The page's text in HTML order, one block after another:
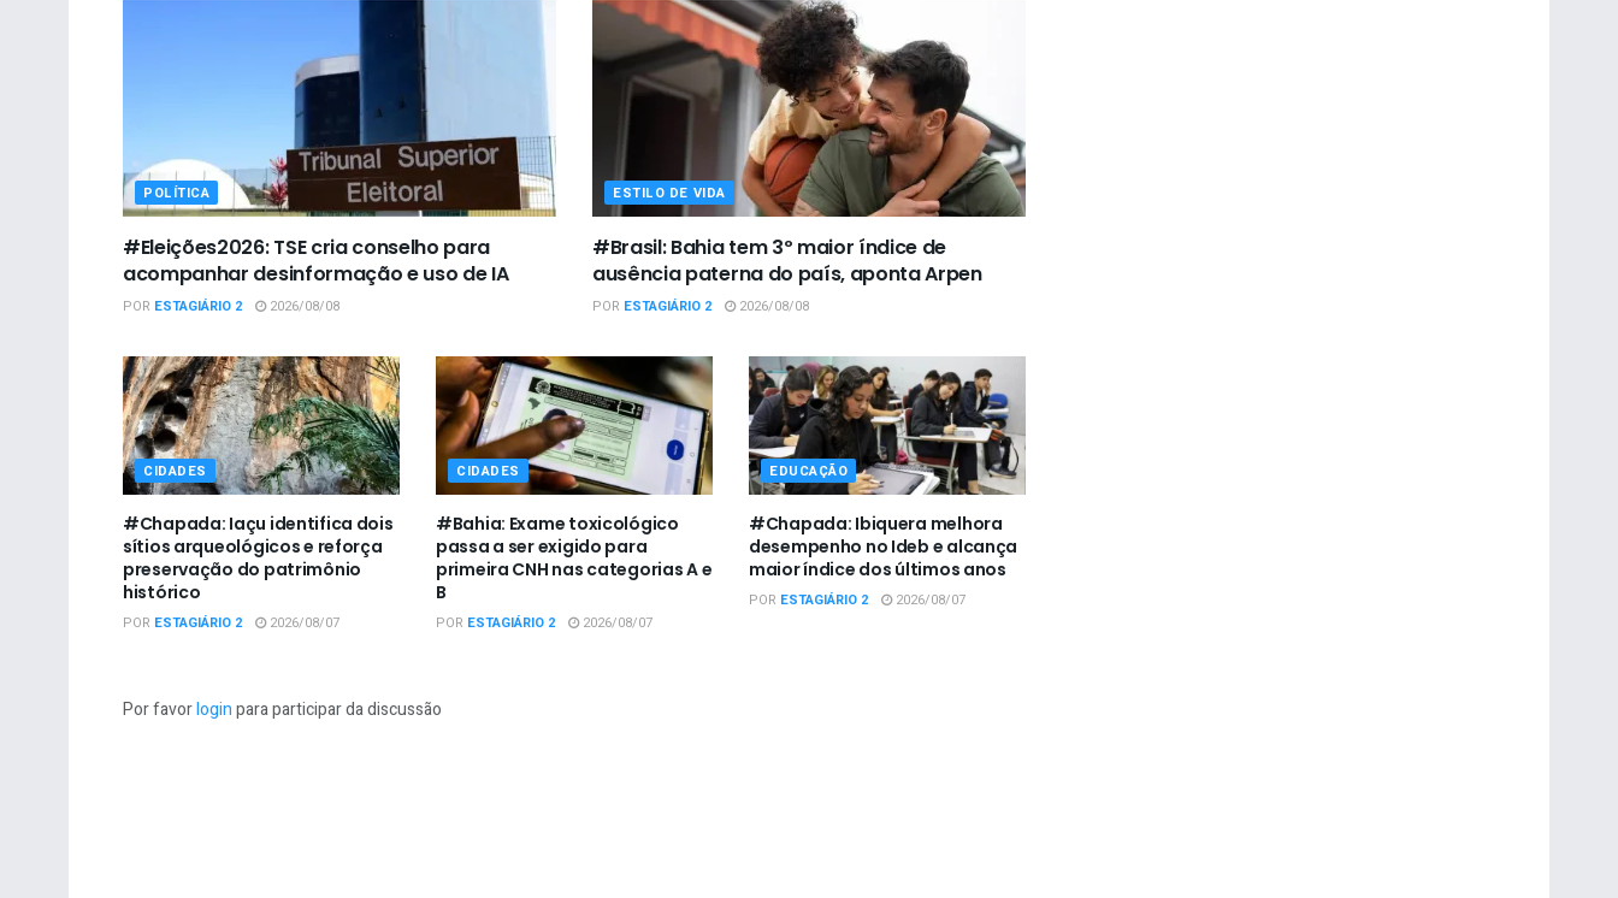
POLÍTICA
#Eleições2026: TSE cria conselho para
acompanhar desinformação e uso de IA
POR ESTAGIÁRIO 2 2026/08/08
ESTILO DE VIDA
#Brasil: Bahia tem 3º maior índice de
ausência paterna do país, aponta Arpen
POR ESTAGIÁRIO 2 2026/08/08
CIDADES
#Chapada: Iaçu identifica dois
sítios arqueológicos e reforça
preservação do patrimônio
histórico
POR ESTAGIÁRIO 2 2026/08/07
CIDADES
#Bahia: Exame toxicológico
passa a ser exigido para
primeira CNH nas categorias A e
B
POR ESTAGIÁRIO 2 2026/08/07
EDUCAÇÃO
#Chapada: Ibiquera melhora
desempenho no Ideb e alcança
maior índice dos últimos anos
POR ESTAGIÁRIO 2 2026/08/07
Por favorloginpara participar da discussão